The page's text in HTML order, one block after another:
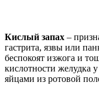
Кислый запах –
гастрита, язвы или
беспокоят изжога и
кислотности желудка
яйцами из ротовой